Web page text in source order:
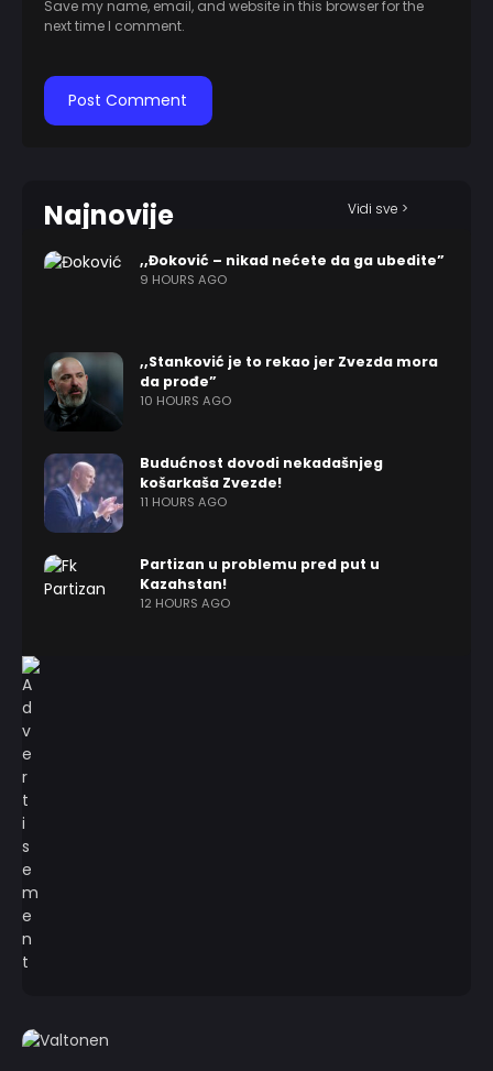
Save my name, email, and website in this browser for the
next time I comment.
Najnovije Vidi sve >
,,Đoković – nikad nećete da ga ubedite”
9 HOURS AGO
,,Stanković je to rekao jer Zvezda mora
da prođe”
10 HOURS AGO
Budućnost dovodi nekadašnjeg
košarkaša Zvezde!
11 HOURS AGO
Partizan u problemu pred put u
Kazahstan!
12 HOURS AGO